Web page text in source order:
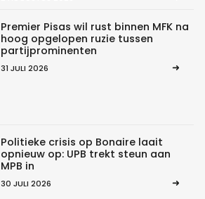
Premier Pisas wil rust binnen MFK na
hoog opgelopen ruzie tussen
partijprominenten
31 JULI 2026
Politieke crisis op Bonaire laait
opnieuw op: UPB trekt steun aan
MPB in
30 JULI 2026